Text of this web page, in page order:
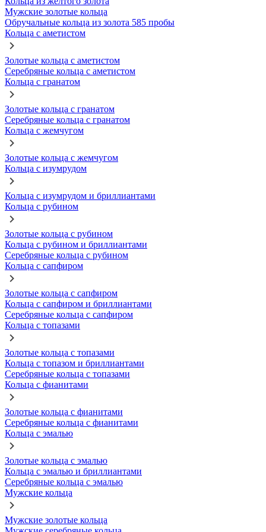
Мужские золотые кольца
Обручальные кольца из золота 585 пробы
Кольца с аметистом
Золотые кольца с аметистом
Серебряные кольца с аметистом
Кольца с гранатом
Золотые кольца с гранатом
Серебряные кольца с гранатом
Кольца с жемчугом
Золотые кольца с жемчугом
Кольца с изумрудом
Кольца с изумрудом и бриллиантами
Кольца с рубином
Золотые кольца с рубином
Кольца с рубином и бриллиантами
Серебряные кольца с рубином
Кольца с сапфиром
Золотые кольца с сапфиром
Кольца с сапфиром и бриллиантами
Серебряные кольца с сапфиром
Кольца с топазами
Золотые кольца с топазами
Кольца с топазом и бриллиантами
Серебряные кольца с топазами
Кольца с фианитами
Золотые кольца с фианитами
Серебряные кольца с фианитами
Кольца с эмалью
Золотые кольца с эмалью
Кольца с эмалью и бриллиантами
Серебряные кольца с эмалью
Мужские кольца
Мужские золотые кольца